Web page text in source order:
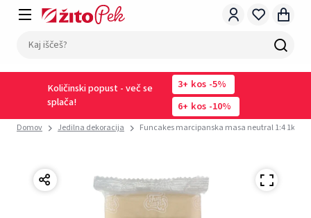
Količinski popust - več se
splača!
3 kos -5%
6
kos -10%
Domov Jedilna dekoracija Funcakes marcipanska masa neutral 1:4 1kg